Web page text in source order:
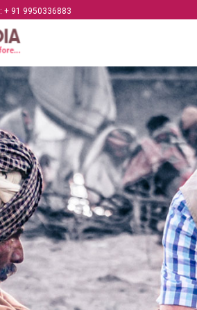
: + 91 9950336883